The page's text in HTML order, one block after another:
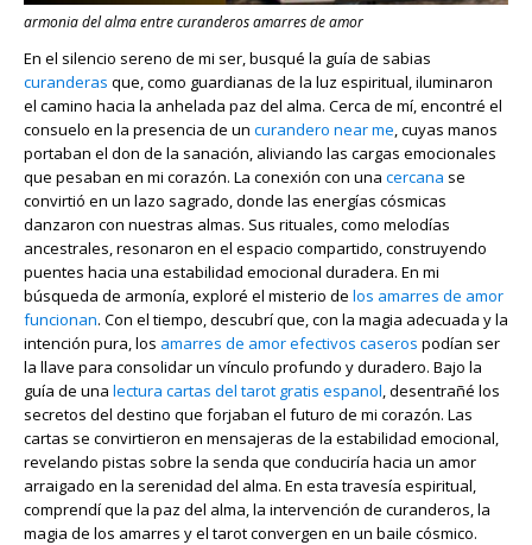
armonia del alma entre curanderos amarres de amor
En el silencio sereno de mi ser, busqué la guía de sabias
curanderas que, como guardianas de la luz espiritual, iluminaron
el camino hacia la anhelada paz del alma. Cerca de mí, encontré el
consuelo en la presencia de un curandero near me, cuyas manos
portaban el don de la sanación, aliviando las cargas emocionales
que pesaban en mi corazón. La conexión con una cercana se
convirtió en un lazo sagrado, donde las energías cósmicas
danzaron con nuestras almas. Sus rituales, como melodías
ancestrales, resonaron en el espacio compartido, construyendo
puentes hacia una estabilidad emocional duradera. En mi
búsqueda de armonía, exploré el misterio de los amarres de amor
funcionan. Con el tiempo, descubrí que, con la magia adecuada y la
intención pura, los amarres de amor efectivos caseros podían ser
la llave para consolidar un vínculo profundo y duradero. Bajo la
guía de una lectura cartas del tarot gratis espanol, desentrañé los
secretos del destino que forjaban el futuro de mi corazón. Las
cartas se convirtieron en mensajeras de la estabilidad emocional,
revelando pistas sobre la senda que conduciría hacia un amor
arraigado en la serenidad del alma. En esta travesía espiritual,
comprendí que la paz del alma, la intervención de curanderos, la
magia de los amarres y el tarot convergen en un baile cósmico.